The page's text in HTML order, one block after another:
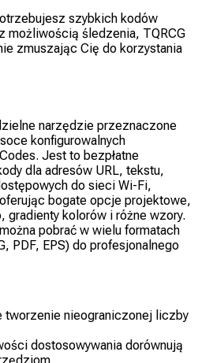
szybkich kodów
możliwością śledzenia, TQRCG
zmuszając Cię do korzystania
narzędzie przeznaczone
konfigurowalnych
Jest to bezpłatne
dla adresów URL, tekstu,
do sieci Wi-Fi,
bogate opcje projektowe,
gradienty kolorów i różne wzory.
pobrać w wielu formatach
PDF, EPS) do profesjonalnego
tworzenie nieograniczonej liczby
dostosowywania dorównują